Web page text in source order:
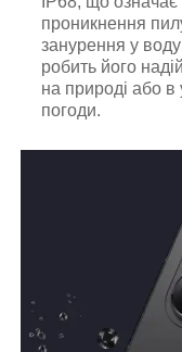
проникнення
занурення у
робить його
на природі або
погоди.